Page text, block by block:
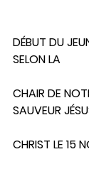
DÉBUT DU
SELON LA
CHAIR DE
SAUVEUR
CHRIST LE 15